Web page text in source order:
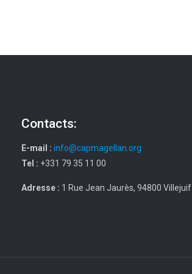
Contacts:
E-mail : info@capmagellan.org
Tel : +331 79 35 11 00
Adresse : 1 Rue Jean Jaurès, 94800 Villejuif